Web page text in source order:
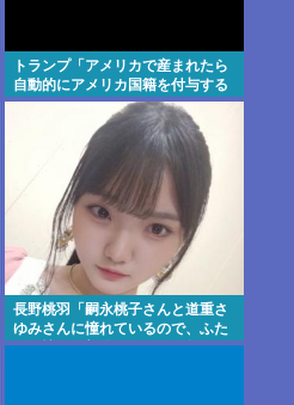
トランプ「アメリカで産まれたら
自動的にアメリカ国籍を付与する
のをやめる！」
長野桃羽「嗣永桃子さんと道重さ
ゆみさんに憧れているので、ふた
りの憧れの部分をぎゅっと集めた